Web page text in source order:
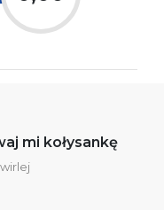
mi kołysankę